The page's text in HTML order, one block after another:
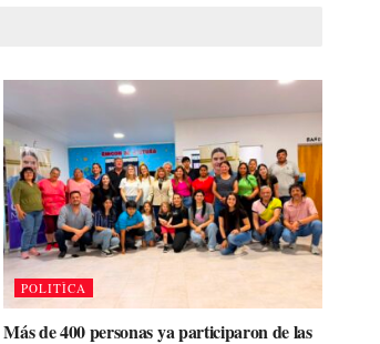
POLITÌCA
Más de 400 personas ya participaron de las